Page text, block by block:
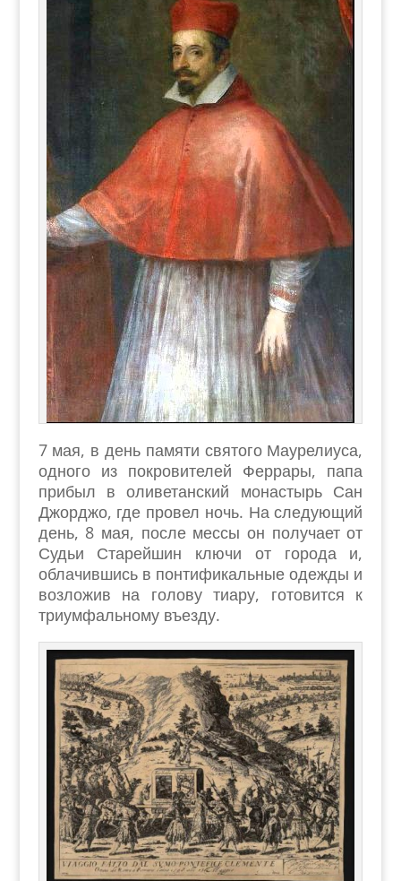
7 мая, в день памяти святого Маурелиуса,
одного из покровителей Феррары, папа
прибыл в оливетанский монастырь Сан
Джорджо, где провел ночь. На следующий
день, 8 мая, после мессы он получает от
Судьи Старейшин ключи от города и,
облачившись в понтификальные одежды и
возложив на голову тиару, готовится к
триумфальному въезду.